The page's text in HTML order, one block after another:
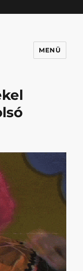
MENÜ